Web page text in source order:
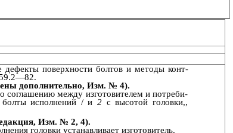
дефекты поверхности болтов и методы конт­
дополнительно, Изм. № 4).
соглашению между изготовителем и потреби­
болты исполнений / и2 с высотой головки,,
Изм. № 2, 4).
головки устанавливает изготовитель.